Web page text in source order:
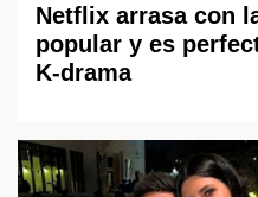
Netflix arrasa con
popular y es
K-drama